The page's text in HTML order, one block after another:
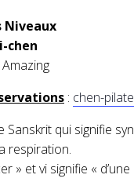
Niveaux
chen
: chen-
Sanskrit qui signifie
respiration.
» et vi signifie «